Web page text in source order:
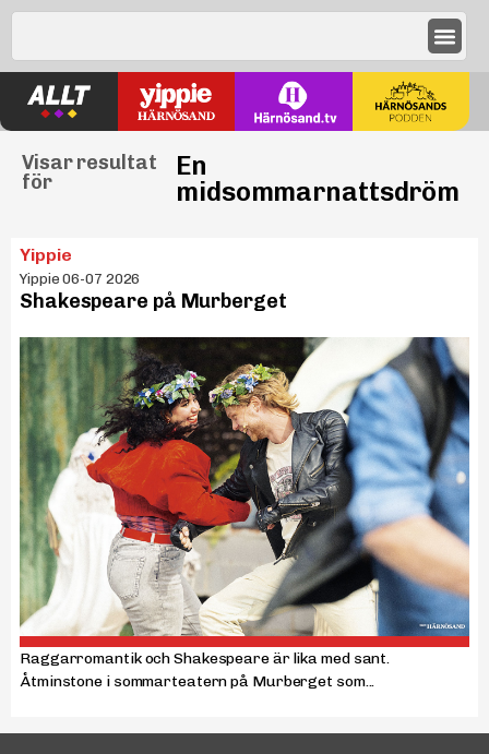
Visar resultat
för
En
midsommarnattsdröm
Yippie
Yippie 06-07 2026
Shakespeare på Murberget
Raggarromantik och Shakespeare är lika med sant.
Åtminstone i sommarteatern på Murberget som...